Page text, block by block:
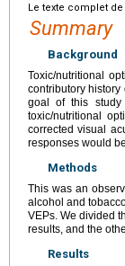
Le texte complet
Summary
Background
Toxic/nutritional
contributory
goal of this study
toxic/nutritional
corrected visual
responses would
Methods
This was an
alcohol and
VEPs. We divided
results, and the
Results